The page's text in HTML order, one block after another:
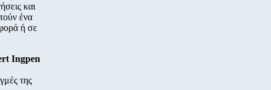
και
ένα
ή σε
Ingpen
της